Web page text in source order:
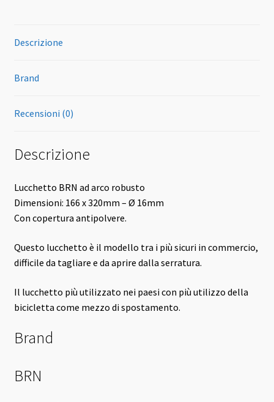
Descrizione
Brand
Recensioni (0)
Descrizione
Lucchetto BRN ad arco robusto
Dimensioni: 166 x 320mm – Ø 16mm
Con copertura antipolvere.
Questo lucchetto è il modello tra i più sicuri in commercio,
difficile da tagliare e da aprire dalla serratura.
Il lucchetto più utilizzato nei paesi con più utilizzo della
bicicletta come mezzo di spostamento.
Brand
BRN